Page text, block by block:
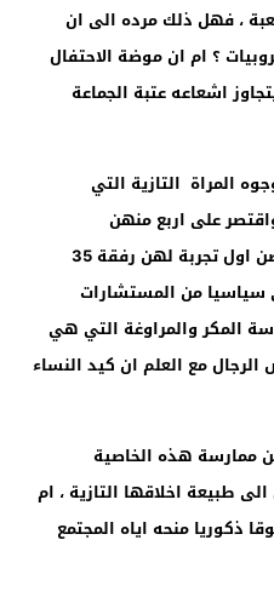
، فهل ذلك مرده الى ان
؟ ام ان موضة الاحتفال
اشعاعه عتبة الجماعة
المراة التازية التي
على اربع منهن
مستشارات بالمجلس البلدي يخضن اول تجربة لهن رفقة 35
سياسيا من المستشارات
المكر والمراوغة التي هي
مع العلم ان كيد النساء
ممارسة هذه الخاصية
طبيعة اخلاقها التازية ، ام
ذكوريا منحه اياه المجتمع